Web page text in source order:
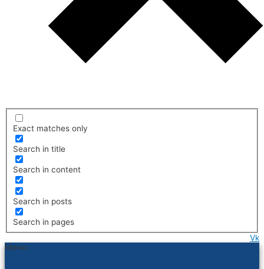
Exact matches only
Search in title
Search in content
Search in posts
Search in pages
Vk
Меню